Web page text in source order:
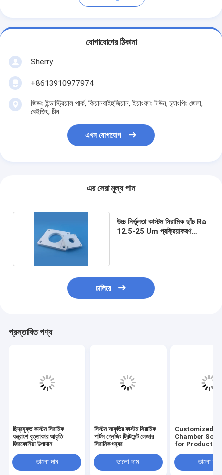
যোগাযোগের ঠিকানা
Sherry
+8613910977974
জিডং ইন্ডাস্ট্রিয়াল পার্ক, কিয়ানবাইহুজিয়ান, ইয়াংফাং টাউন, চ্যাংপিং জেলা,
বেইজিং, চীন
এখন যোগাযোগ
এর সেরা মূল্য পান
উচ্চ নির্ভুলতা কাস্টম সিরামিক ছাঁচ Ra
12.5-25 Um প্রক্রিয়াকরণ
চালিয়ে
প্রস্তাবিত পণ্য
ছিদ্রযুক্ত কাস্টম সিরামিক
যন্ত্রাংশ বৃত্তাকার আকৃতি
জিরকোনিয়া উপাদান
ভালো দাম
সিস্টম আকৃতির কাস্টম সিরামিক
পার্টস গ্লেজিং ট্রিটমেন্ট লেজার
সিরামিক গহ্বর
ভালো দাম
Customized
Chamber
for
ভালো দাম